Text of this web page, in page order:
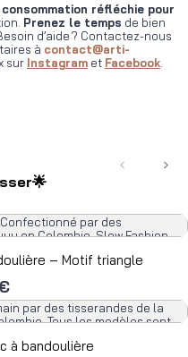
consommation réfléchie pour
Prenez le temps de bien
d’aide ? Contactez-nous
à contact@arti-
sur Instagram et Facebook
Précédent
– Motif triangle
à bandoulière